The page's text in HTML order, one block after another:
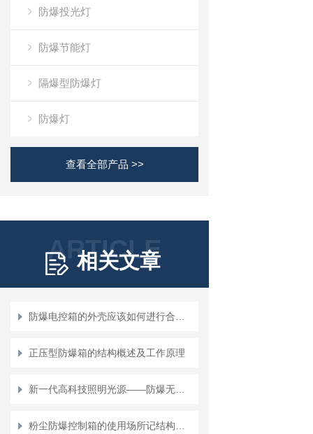
防爆投光灯
防爆节能灯
隔爆型防爆灯
防爆灯
查看全部产品 >>
ARTICLE
相关文章
正压型防爆箱的结构概述及工作原理